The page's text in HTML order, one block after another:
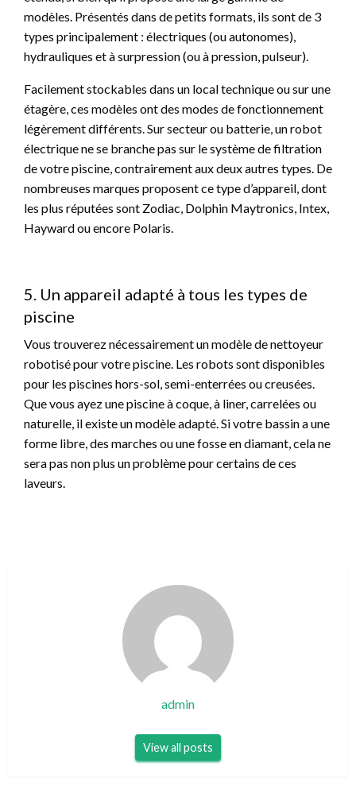
modèles. Présentés dans de petits formats, ils sont de 3
types principalement : électriques (ou autonomes),
hydrauliques et à surpression (ou à pression, pulseur).
Facilement stockables dans un local technique ou sur une
étagère, ces modèles ont des modes de fonctionnement
légèrement différents. Sur secteur ou batterie, un robot
électrique ne se branche pas sur le système de filtration
de votre piscine, contrairement aux deux autres types. De
nombreuses marques proposent ce type d’appareil, dont
les plus réputées sont Zodiac, Dolphin Maytronics, Intex,
Hayward ou encore Polaris.
5. Un appareil adapté à tous les types de
piscine
Vous trouverez nécessairement un modèle de nettoyeur
robotisé pour votre piscine. Les robots sont disponibles
pour les piscines hors-sol, semi-enterrées ou creusées.
Que vous ayez une piscine à coque, à liner, carrelées ou
naturelle, il existe un modèle adapté. Si votre bassin a une
forme libre, des marches ou une fosse en diamant, cela ne
sera pas non plus un problème pour certains de ces
laveurs.
admin
View all posts